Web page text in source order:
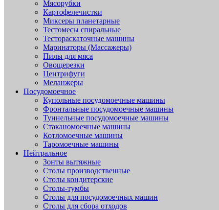
Мясорубки
Картофелечистки
Миксеры планетарные
Тестомесы спиральные
Тестораскаточные машины
Маринаторы (Массажеры)
Пилы для мяса
Овощерезки
Центрифуги
Меланжеры
Посудомоечное
Купольные посудомоечные машины
Фронтальные посудомоечные машины
Туннельные посудомоечные машины
Стаканомоечные машины
Котломоечные машины
Таромоечные машины
Нейтральное
Зонты вытяжные
Столы производственные
Столы кондитерские
Столы-тумбы
Столы для посудомоечных машин
Столы для сбора отходов